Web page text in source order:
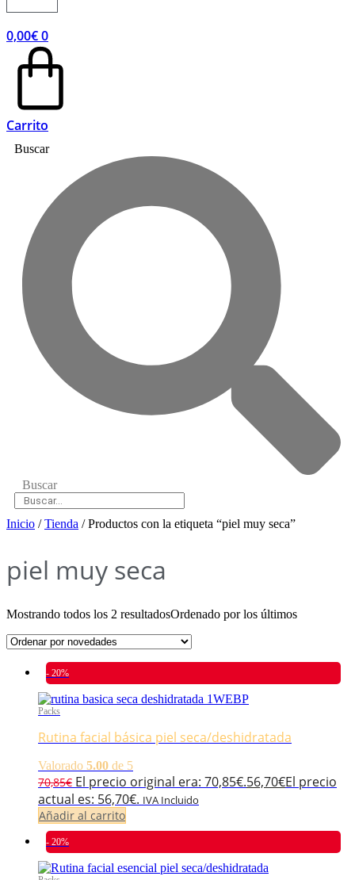
0,00€0
Carrito
Buscar
Buscar
Inicio /Tienda / Productos con la etiqueta “piel muy seca”
piel muy seca
Mostrando todos los 2 resultadosOrdenado por los últimos
- 20%
Packs
Rutina facial básica piel seca/deshidratada
Valorado 5.00 de 5
70,85€ El precio original era: 70,85€.56,70€El precio
actual es: 56,70€. IVA Incluido
Añadir al carrito
- 20%